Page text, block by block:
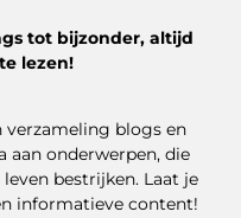
tot bijzonder, altijd
lezen!
verzameling blogs en
aan onderwerpen, die
bestrijken. Laat je
informatieve content!